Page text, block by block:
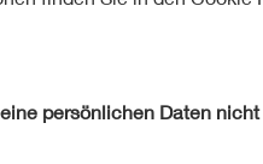
berichten wir über aktuelle
informieren wir Sie bereits